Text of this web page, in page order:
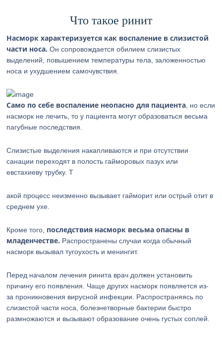
Что такое ринит
Насморк характеризуется как воспаление в слизистой
части носа. Он сопровождается обилием слизистых
выделений, повышением температуры тела, заложенностью
носа и ухудшением самочувствия.
Само по себе воспаление неопасно для пациента , но если
насморк не лечить, то у пациента могут образоваться весьма
пагубные последствия.
Слизистые выделения накапливаются и при отсутствии
санации переходят в полость гайморовых пазух или
евстахиеву трубку. Т
акой процесс неизменно вызывает гайморит или острый отит в
среднем ухе.
Кроме того, последствия насморк весьма опасны в
младенчестве. Распространены случаи когда обычный
насморк вызывал тугоухость и менингит.
Перед началом лечения ринита врач должен установить
причину его появления. Чаще других насморк появляется из-
за проникновения вирусной инфекции. Распространяясь по
слизистой части носа, болезнетворные бактерии быстро
размножаются и вызывают образование очень густых соплей.